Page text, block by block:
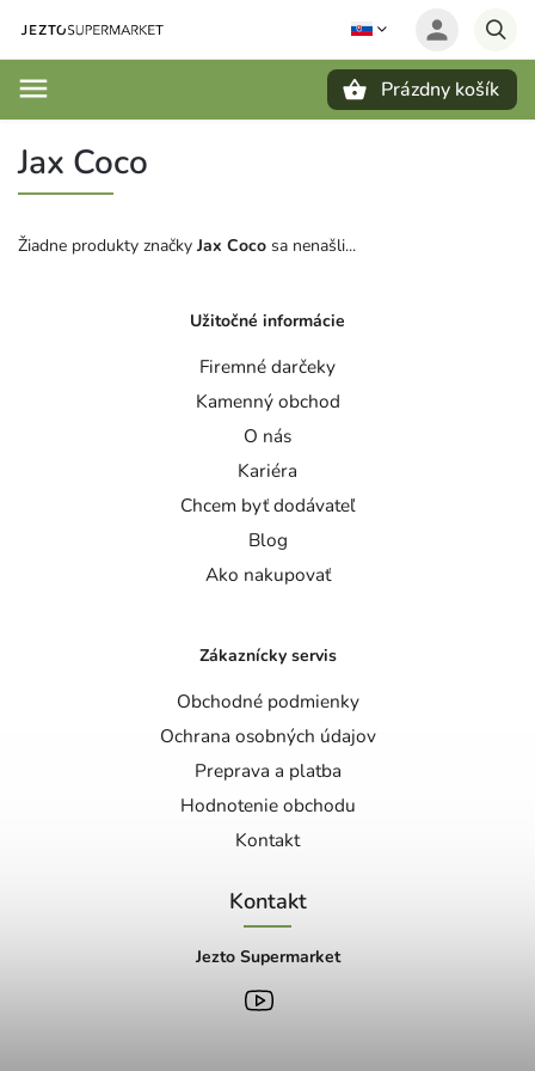
Prázdny košík
Jax Coco
Žiadne produkty značky Jax Coco sa nenašli...
Užitočné informácie
Firemné darčeky
Kamenný obchod
O nás
Kariéra
Chcem byť dodávateľ
Blog
Ako nakupovať
Zákaznícky servis
Obchodné podmienky
Ochrana osobných údajov
Preprava a platba
Hodnotenie obchodu
Kontakt
Kontakt
Jezto Supermarket